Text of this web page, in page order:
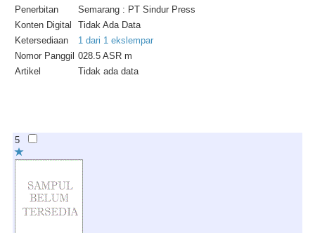
Penerbitan
Semarang : PT Sindur Press
Konten Digital
Tidak Ada Data
Ketersediaan
1 dari 1 ekslempar
Nomor Panggil 028.5 ASR m
Artikel
Tidak ada data
5